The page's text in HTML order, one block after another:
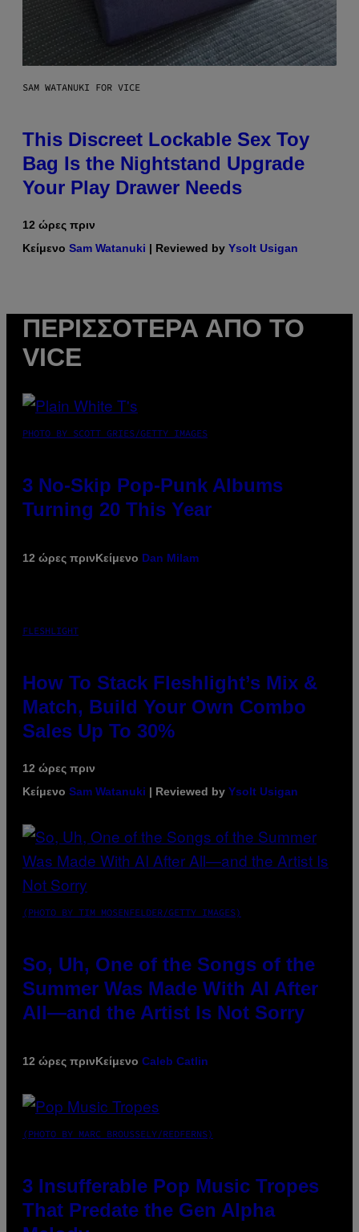
SAM WATANUKI FOR VICE
This Discreet Lockable Sex Toy
Bag Is the Nightstand Upgrade
Your Play Drawer Needs
12 ώρες πριν
Κείμενο Sam Watanuki | Reviewed by Ysolt Usigan
ΠΕΡΙΣΣΌΤΕΡΑ ΑΠΌ ΤΟ
VICE
PHOTO BY SCOTT GRIES/GETTY IMAGES
3 No-Skip Pop-Punk Albums
Turning 20 This Year
12 ώρες πρινΚείμενο Dan Milam
FLESHLIGHT
How To Stack Fleshlight’s Mix &
Match, Build Your Own Combo
Sales Up To 30%
12 ώρες πριν
Κείμενο Sam Watanuki | Reviewed by Ysolt Usigan
(PHOTO BY TIM MOSENFELDER/GETTY IMAGES)
So, Uh, One of the Songs of the
Summer Was Made With AI After
All—and the Artist Is Not Sorry
12 ώρες πρινΚείμενο Caleb Catlin
(PHOTO BY MARC BROUSSELY/REDFERNS)
3 Insufferable Pop Music Tropes
That Predate the Gen Alpha